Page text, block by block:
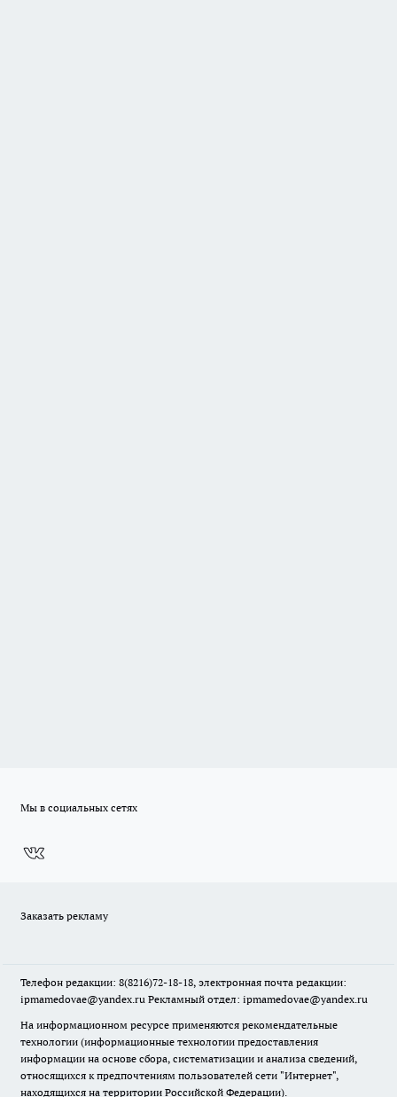
Мы в социальных сетях
Заказать рекламу
Телефон редакции: 8(8216)72-18-18, электронная почта редакции:
ipmamedovae@yandex.ru Рекламный отдел: ipmamedovae@yandex.ru
На информационном ресурсе применяются рекомендательные
технологии (информационные технологии предоставления
информации на основе сбора, систематизации и анализа сведений,
относящихся к предпочтениям пользователей сети "Интернет",
находящихся на территории Российской Федерации).